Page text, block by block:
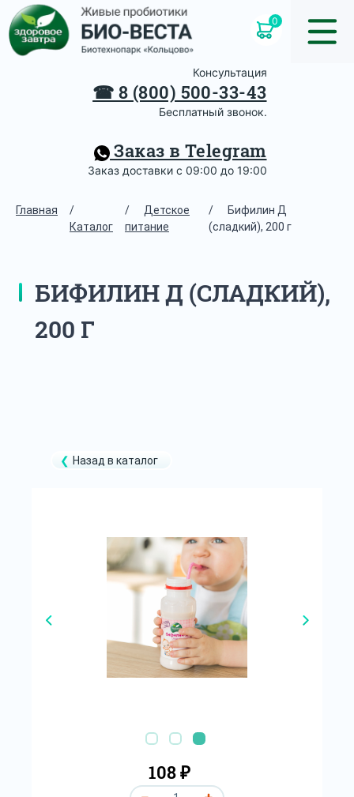
0
Консультация
☎8 (800) 500-33-43
Бесплатный звонок.
Заказ в Telegram
Заказ доставки с 09:00 до 19:00
Главная
/
Каталог
/
Детское
питание
/
Бифилин Д
(сладкий), 200 г
БИФИЛИН Д (СЛАДКИЙ),
200 Г
Назад в каталог
108 ₽